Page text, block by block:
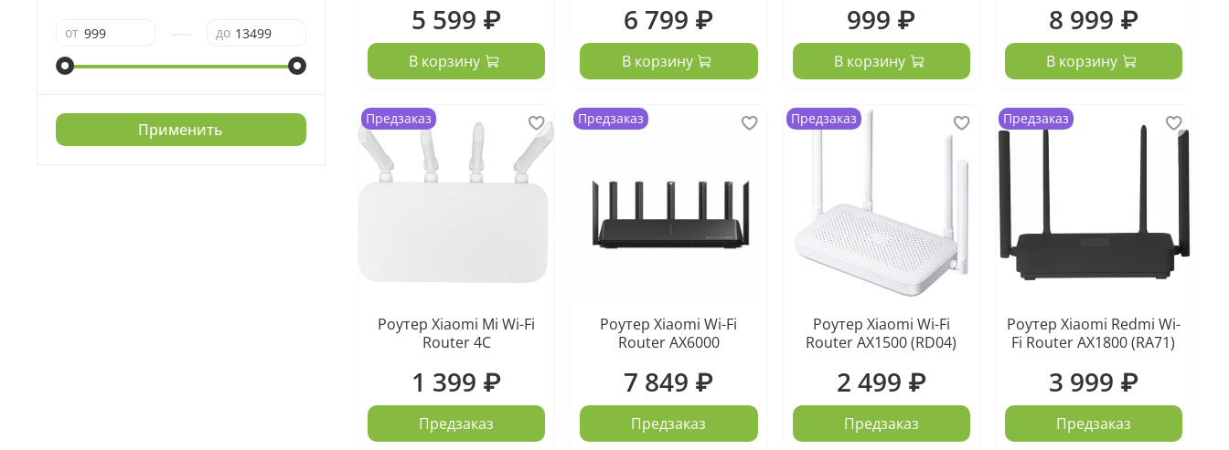
5 599 ₽
В корзину
6 799 ₽
В корзину
999 ₽
В корзину
8 999 ₽
В корзину
Предзаказ
Роутер Xiaomi Mi Wi-Fi
Router 4C
1 399 ₽
Предзаказ
Предзаказ
Роутер Xiaomi Wi-Fi
Router AX6000
7 849 ₽
Предзаказ
Предзаказ
Роутер Xiaomi Wi-Fi
Router AX1500 (RD04)
2 499 ₽
Предзаказ
Предзаказ
Роутер Xiaomi Redmi Wi-
Fi Router AX1800 (RA71)
3 999 ₽
Предзаказ
от до
Применить